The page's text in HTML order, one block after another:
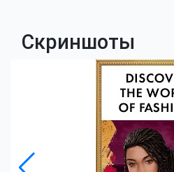
Скриншоты